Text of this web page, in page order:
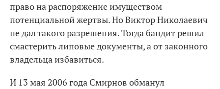
право на распоряжение имуществом
потенциальной жертвы. Но Виктор Николаевич
не дал такого разрешения. Тогда бандит решил
смастерить липовые документы, а от законного
владельца избавиться.
И 13 мая 2006 года Смирнов обманул